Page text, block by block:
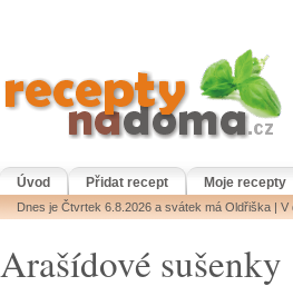
Úvod Přidat recept Moje recepty
Dnes je Čtvrtek 6.8.2026 a svátek má Oldřiška |
Arašídové sušenky